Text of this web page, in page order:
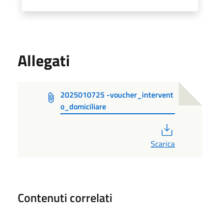
Allegati
2025010725 -voucher_intervent
o_domiciliare
Scarica
Contenuti correlati